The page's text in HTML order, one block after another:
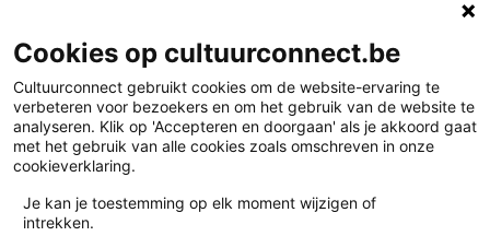
Cultuurconnect
www.cultuurconnect.be
Cookies op cultuurconnect.be
Cultuurconnect gebruikt cookies om de website-ervaring te
verbeteren voor bezoekers en om het gebruik van de website te
analyseren. Klik op 'Accepteren en doorgaan' als je akkoord gaat
met het gebruik van alle cookies zoals omschreven in onze
cookieverklaring.
Je kan je toestemming op elk moment wijzigen of
intrekken.